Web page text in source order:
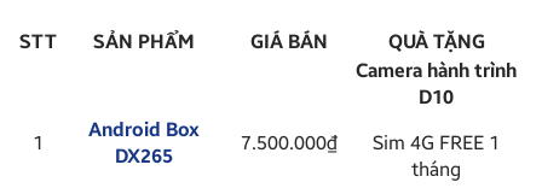
STT SẢN PHẨM GIÁ BÁN QUÀ TẶNG
1
Android Box
DX265
7.500.000₫
Camera hành trình
D10
Sim 4G FREE 1
tháng